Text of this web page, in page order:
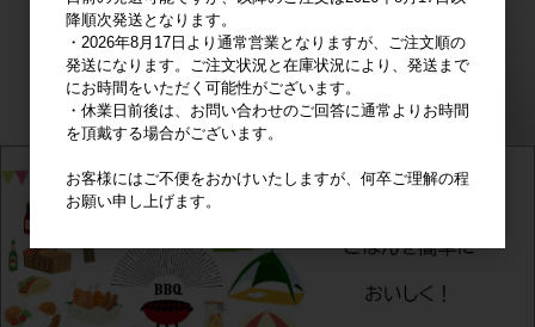
降順次発送となります。
・2026年8月17日より通常営業となりますが、ご注文順の
発送になります。ご注文状況と在庫状況により、発送まで
にお時間をいただく可能性がございます。
・休業日前後は、お問い合わせのご回答に通常よりお時間
を頂戴する場合がございます。
お客様にはご不便をおかけいたしますが、何卒ご理解の程
お願い申し上げます。